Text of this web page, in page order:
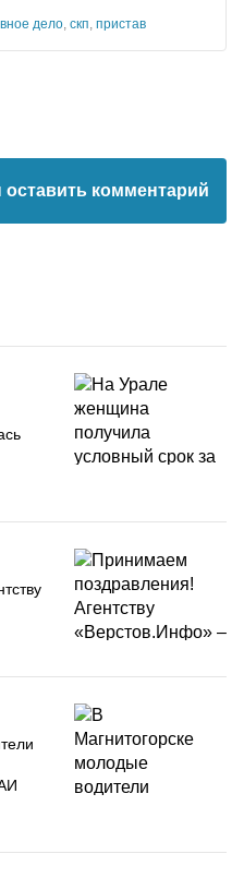
дело скп пристав
комментарий